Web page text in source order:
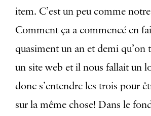
item. C’est un peu comme
Comment ça a commencé en
quasiment un an et demi qu’on
un site web et il nous fallait un
donc s’entendre les trois pour
sur la même chose! Dans le